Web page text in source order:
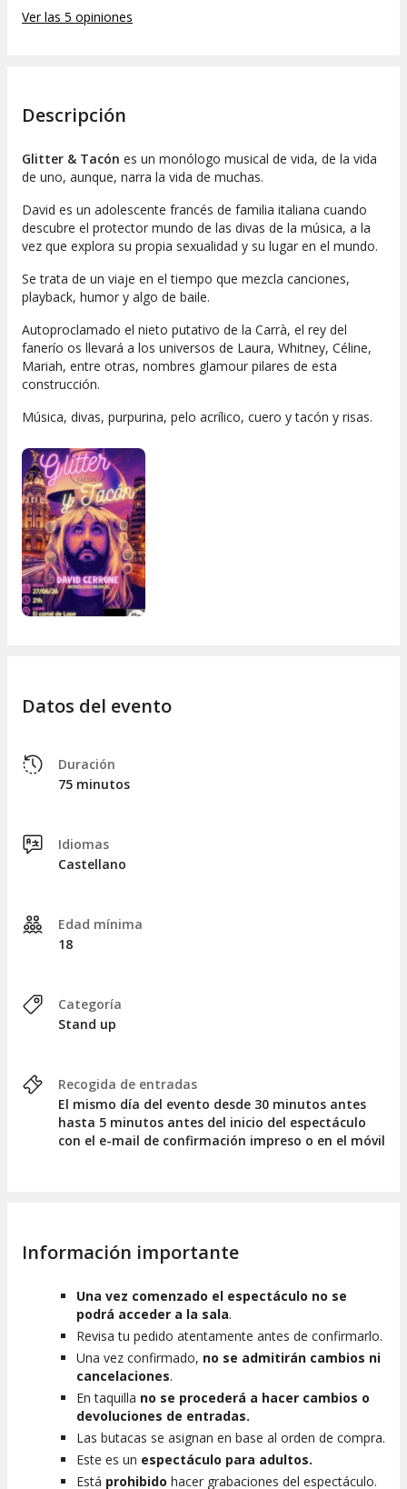
Ver las 5 opiniones
Descripción
Glitter & Tacón es un monólogo musical de vida, de la vida
de uno, aunque, narra la vida de muchas.
David es un adolescente francés de familia italiana cuando
descubre el protector mundo de las divas de la música, a la
vez que explora su propia sexualidad y su lugar en el mundo.
Se trata de un viaje en el tiempo que mezcla canciones,
playback, humor y algo de baile.
Autoproclamado el nieto putativo de la Carrà, el rey del
fanerío os llevará a los universos de Laura, Whitney, Céline,
Mariah, entre otras, nombres glamour pilares de esta
construcción.
Música, divas, purpurina, pelo acrílico, cuero y tacón y risas.
Datos del evento
Duración
75 minutos
Idiomas
Castellano
Edad mínima
18
Categoría
Stand up
Recogida de entradas
El mismo día del evento desde 30 minutos antes
hasta 5 minutos antes del inicio del espectáculo
con el e-mail de confirmación impreso o en el móvil
Información importante
Una vez comenzado el espectáculo no se
podrá acceder a la sala.
Revisa tu pedido atentamente antes de confirmarlo.
Una vez confirmado, no se admitirán cambios ni
cancelaciones.
En taquilla no se procederá a hacer cambios o
devoluciones de entradas.
Las butacas se asignan en base al orden de compra.
Este es un espectáculo para adultos.
Está prohibido hacer grabaciones del espectáculo.